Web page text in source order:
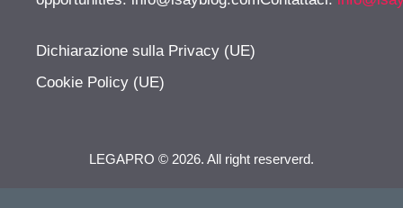
Dichiarazione sulla Privacy (UE)
Cookie Policy (UE)
LEGAPRO © 2026. All right reserverd.